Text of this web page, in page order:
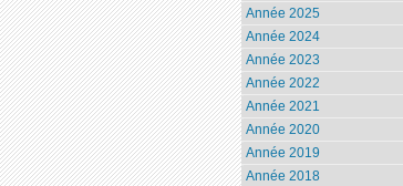
Année 2025
Année 2024
Année 2023
Année 2022
Année 2021
Année 2020
Année 2019
Année 2018